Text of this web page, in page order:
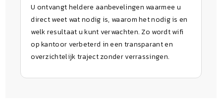
U ontvangt heldere aanbevelingen waarmee u
direct weet wat nodig is, waarom het nodig is en
welk resultaat u kunt verwachten. Zo wordt wifi
op kantoor verbeterd in een transparant en
overzichtelijk traject zonder verrassingen.